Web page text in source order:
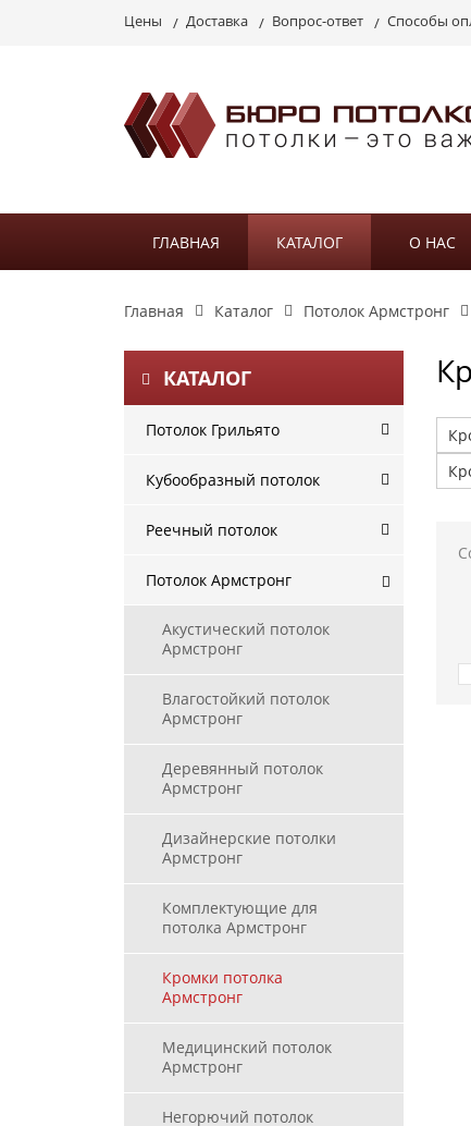
Цены Доставка Вопрос-ответ Способы
ГЛАВНАЯ КАТАЛОГ О НАС
Главная Каталог Потолок Армстронг
КАТАЛОГ
Потолок Грильято
Кубообразный потолок
Реечный потолок
Потолок Армстронг
Акустический потолок
Армстронг
Влагостойкий потолок
Армстронг
Деревянный потолок
Армстронг
Дизайнерские потолки
Армстронг
Комплектующие для
потолка Армстронг
Кромки потолка
Армстронг
Медицинский потолок
Армстронг
Негорючий потолок